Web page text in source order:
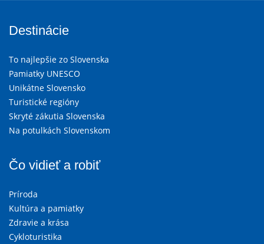
Destinácie
To najlepšie zo Slovenska
Pamiatky UNESCO
Unikátne Slovensko
Turistické regióny
Skryté zákutia Slovenska
Na potulkách Slovenskom
Čo vidieť a robiť
Príroda
Kultúra a pamiatky
Zdravie a krása
Cykloturistika